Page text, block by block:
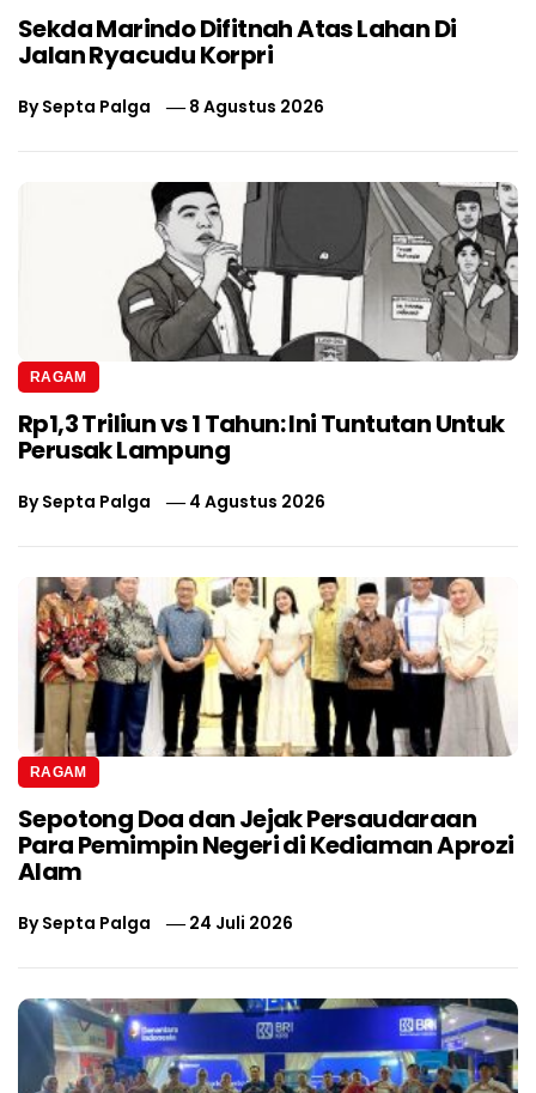
Sekda Marindo Difitnah Atas Lahan Di
Jalan Ryacudu Korpri
BySepta Palga 8 Agustus 2026
RAGAM
Rp1,3 Triliun vs 1 Tahun: Ini Tuntutan Untuk
Perusak Lampung
BySepta Palga 4 Agustus 2026
RAGAM
Sepotong Doa dan Jejak Persaudaraan
Para Pemimpin Negeri di Kediaman Aprozi
Alam
BySepta Palga 24 Juli 2026